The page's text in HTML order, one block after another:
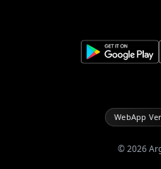
WebApp
©2026